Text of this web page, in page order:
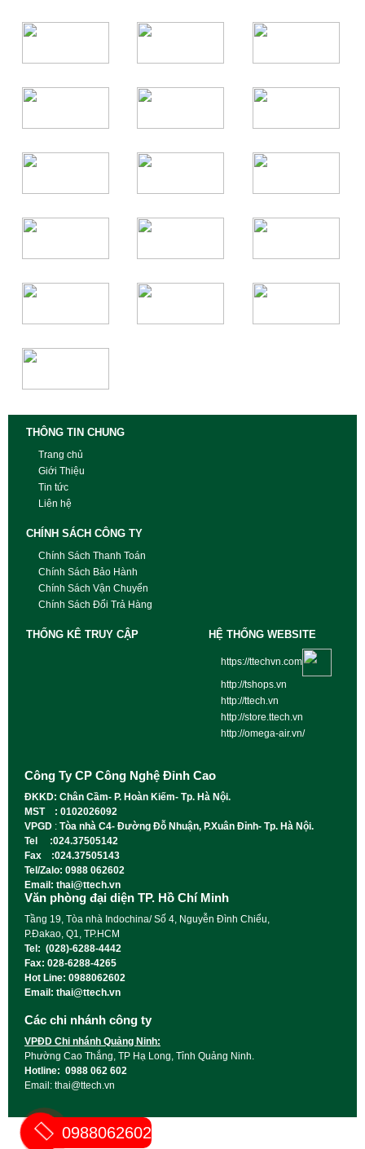
THÔNG TIN CHUNG
Trang chủ
Giới Thiệu
Tin tức
Liên hệ
CHÍNH SÁCH CÔNG TY
Chính Sách Thanh Toán
Chính Sách Bảo Hành
Chính Sách Vận Chuyển
Chính Sách Đổi Trả Hàng
THỐNG KÊ TRUY CẬP HỆ THỐNG WEBSITE
https://ttechvn.com
http://tshops.vn
http://ttech.vn
http://store.ttech.vn
http://omega-air.vn/
Công Ty CP Công Nghệ Đỉnh Cao
ĐKKD: Chân Cầm- P. Hoàn Kiếm- Tp. Hà Nội.
MST : 0102026092
VPGD : Tòa nhà C4- Đường Đỗ Nhuận, P.Xuân Đỉnh- Tp. Hà Nội.
Tel :024.37505142
Fax :024.37505143
Tel/Zalo: 0988 062602
Email: thai@ttech.vn
Văn phòng đại diện TP. Hồ Chí Minh
Tầng 19, Tòa nhà Indochina/ Số 4, Nguyễn Đình Chiểu,
P.Đakao, Q1, TP.HCM
Tel: (028)-6288-4442
Fax: 028-6288-4265
Hot Line: 0988062602
Email: thai@ttech.vn
Các chi nhánh công ty
VPĐD Chi nhánh Quảng Ninh:
Phường Cao Thắng, TP Hạ Long, Tỉnh Quảng Ninh.
Hotline: 0988 062 602
Email: thai@ttech.vn
0988062602